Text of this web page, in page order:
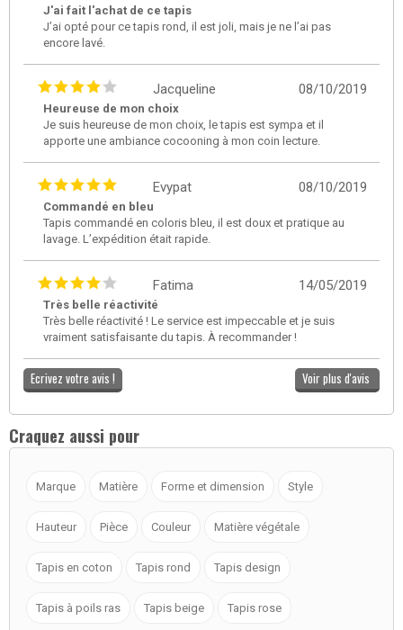
J'ai fait l'achat de ce tapis
J’ai opté pour ce tapis rond, il est joli, mais je ne l’ai pas
encore lavé.
08/10/2019
Jacqueline
Heureuse de mon choix
Je suis heureuse de mon choix, le tapis est sympa et il
apporte une ambiance cocooning à mon coin lecture.
08/10/2019
Evypat
Commandé en bleu
Tapis commandé en coloris bleu, il est doux et pratique au
lavage. L’expédition était rapide.
14/05/2019
Fatima
Très belle réactivité
Très belle réactivité ! Le service est impeccable et je suis
vraiment satisfaisante du tapis. À recommander !
Ecrivez votre avis ! Voir plus d'avis
Craquez aussi pour
Marque Matière Forme et dimension Style
Hauteur Pièce Couleur Matière végétale
Tapis en coton Tapis rond Tapis design
Tapis à poils ras Tapis beige Tapis rose